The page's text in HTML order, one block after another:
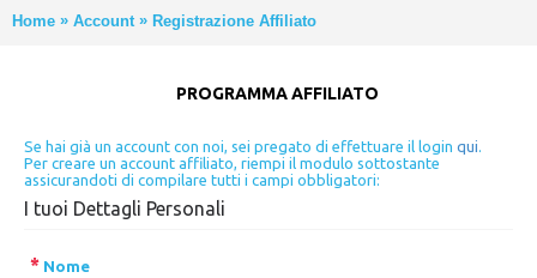
Home » Account » Registrazione Affiliato
PROGRAMMA AFFILIATO
Se hai già un account con noi, sei pregato di effettuare il login qui.
Per creare un account affiliato, riempi il modulo sottostante
assicurandoti di compilare tutti i campi obbligatori:
I tuoi Dettagli Personali
* Nome